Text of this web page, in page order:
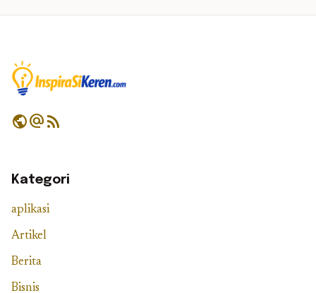
publicalternate_emailrss_feed
Kategori
aplikasi
Artikel
Berita
Bisnis